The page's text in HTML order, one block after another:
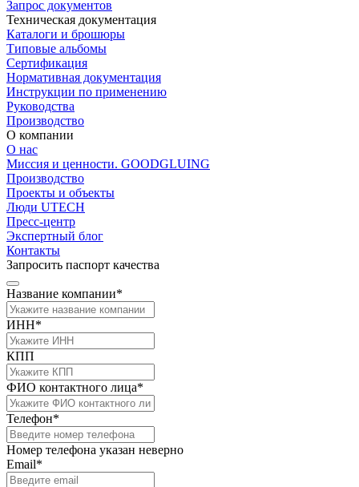
Запрос документов
Техническая документация
Каталоги и брошюры
Типовые альбомы
Сертификация
Нормативная документация
Инструкции по применению
Руководства
Производство
О компании
О нас
Миссия и ценности. GOODGLUING
Производство
Проекты и объекты
Люди UTECH
Пресс-центр
Экспертный блог
Контакты
Запросить паспорт качества
Название компании*
ИНН*
КПП
ФИО контактного лица*
Телефон*
Номер телефона указан неверно
Email*